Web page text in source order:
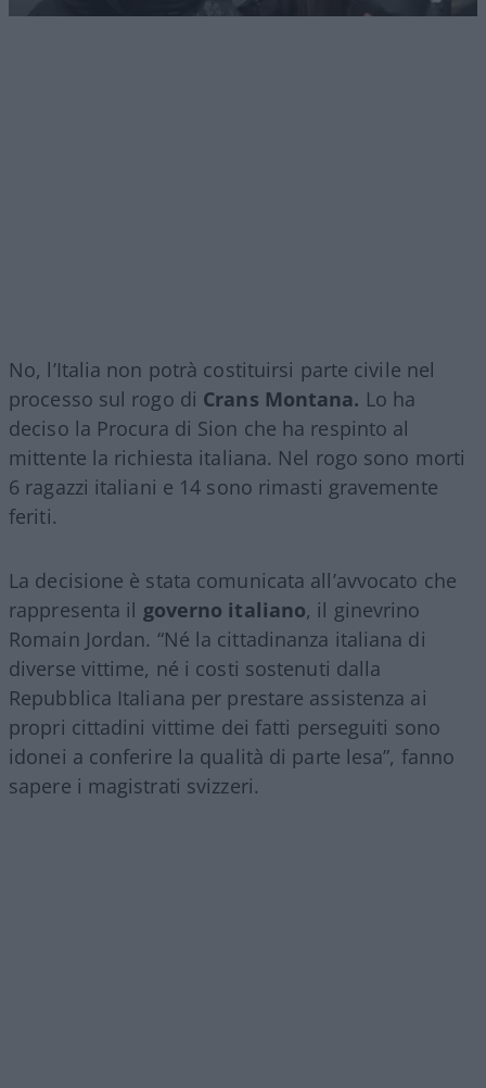
No, l’Italia non potrà costituirsi parte civile nel
processo sul rogo di Crans Montana. Lo ha
deciso la Procura di Sion che ha respinto al
mittente la richiesta italiana. Nel rogo sono morti
6 ragazzi italiani e 14 sono rimasti gravemente
feriti.
La decisione è stata comunicata all’avvocato che
rappresenta il governo italiano, il ginevrino
Romain Jordan. “Né la cittadinanza italiana di
diverse vittime, né i costi sostenuti dalla
Repubblica Italiana per prestare assistenza ai
propri cittadini vittime dei fatti perseguiti sono
idonei a conferire la qualità di parte lesa”, fanno
sapere i magistrati svizzeri.